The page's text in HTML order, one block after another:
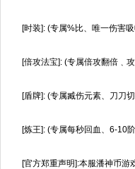
[时装]: (专属%比、唯一伤害
[倍攻法宝]: (专属倍攻翻倍﹑
[盾牌]: (专属臧伤元素、刀刀
[炼王]: (专属每秒回血、6-10
[官方郑重声明]:本服潘神币